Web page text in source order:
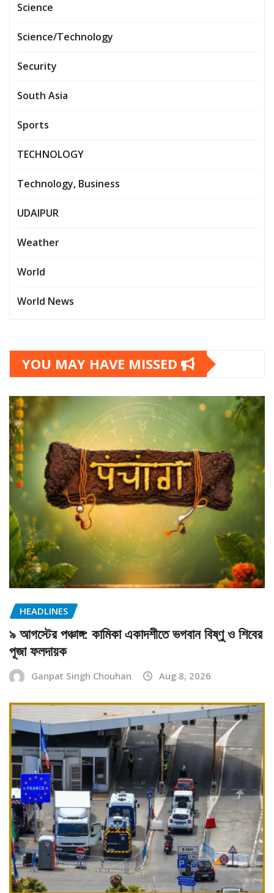
Science
Science/Technology
Security
South Asia
Sports
TECHNOLOGY
Technology, Business
UDAIPUR
Weather
World
World News
YOU MAY HAVE MISSED
HEADLINES
৯ আগস্টের পঞ্চাঙ্গ: কামিকা একাদশীতে ভগবান বিষ্ণু ও শিবের
পূজা ফলদায়ক
Ganpat Singh Chouhan Aug 8, 2026